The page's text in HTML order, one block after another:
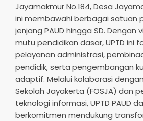
Jayamakmur No.184, Desa
ini membawahi berbagai satuan
jenjang PAUD hingga SD. Dengan
mutu pendidikan dasar, UPTD ini
pelayanan administrasi,
pendidik, serta pengembangan
adaptif. Melalui kolaborasi
Sekolah Jayakerta (FOSJA) dan
teknologi informasi, UPTD PAUD
berkomitmen mendukung